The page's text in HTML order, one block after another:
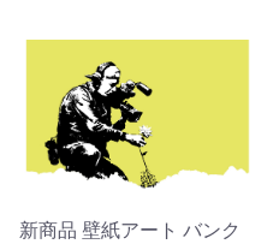
新商品 壁紙アート バンク